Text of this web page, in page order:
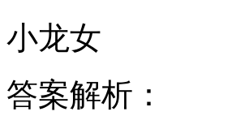
小龙女
答案解析：